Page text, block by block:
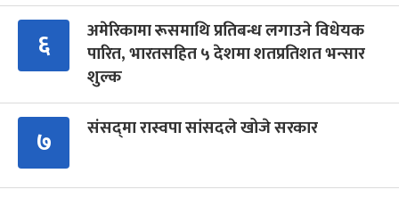
६
अमेरिकामा रूसमाथि प्रतिबन्ध लगाउने विधेयक
पारित, भारतसहित ५ देशमा शतप्रतिशत भन्सार
शुल्क
७ संसद्‍मा रास्वपा सांसदले खोजे सरकार